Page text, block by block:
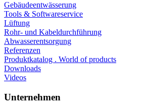
Gebäudeentwässerung
Tools & Softwareservice
Lüftung
Rohr- und Kabeldurchführung
Abwasserentsorgung
Referenzen
Produktkatalog . World of products
Downloads
Videos
Unternehmen